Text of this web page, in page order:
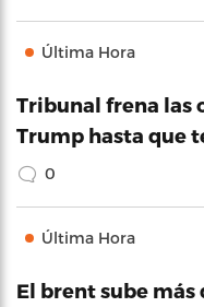
Última Hora
Tribunal frena las
Trump hasta que
0
Última Hora
El brent sube más